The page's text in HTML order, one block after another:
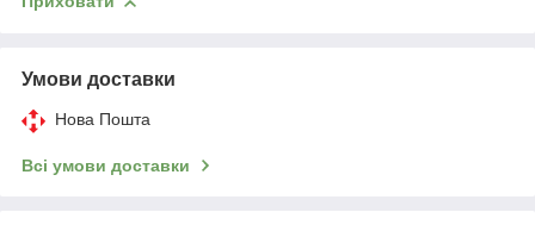
Умови доставки
Нова Пошта
Всі умови доставки